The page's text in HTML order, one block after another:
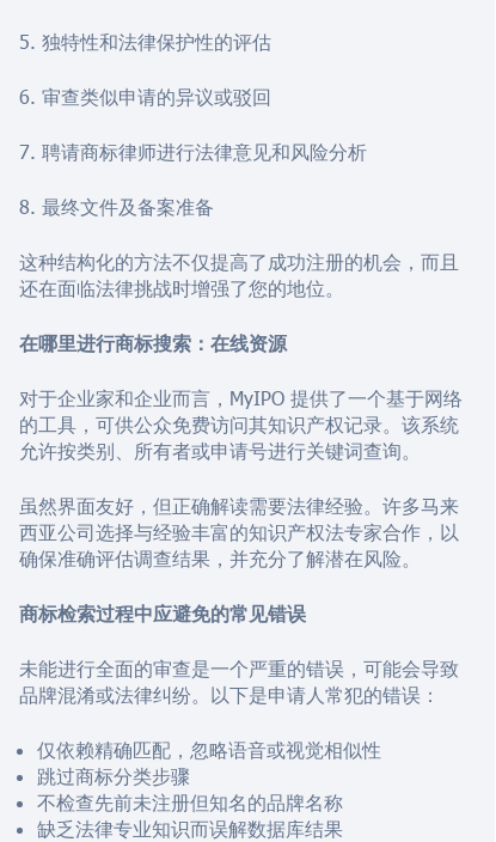
5. 独特性和法律保护性的评估
6. 审查类似申请的异议或驳回
7. 聘请商标律师进行法律意见和风险分析
8. 最终文件及备案准备
这种结构化的方法不仅提高了成功注册的机会，而且
还在面临法律挑战时增强了您的地位。
在哪里进行商标搜索：在线资源
对于企业家和企业而言，MyIPO 提供了一个基于网络
的工具，可供公众免费访问其知识产权记录。该系统
允许按类别、所有者或申请号进行关键词查询。
虽然界面友好，但正确解读需要法律经验。许多马来
西亚公司选择与经验丰富的知识产权法专家合作，以
确保准确评估调查结果，并充分了解潜在风险。
商标检索过程中应避免的常见错误
未能进行全面的审查是一个严重的错误，可能会导致
品牌混淆或法律纠纷。以下是申请人常犯的错误：
仅依赖精确匹配，忽略语音或视觉相似性
跳过商标分类步骤
不检查先前未注册但知名的品牌名称
缺乏法律专业知识而误解数据库结果